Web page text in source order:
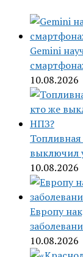
Gemini
10.08.2026
выключил
10.08.2026
Европу
10.08.2026